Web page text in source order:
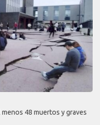
48 muertos y graves